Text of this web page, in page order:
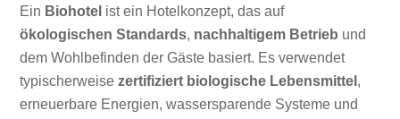
Ein Biohotel ist ein Hotelkonzept, das auf
ökologischen Standards, nachhaltigem Betrieb und
dem Wohlbefinden der Gäste basiert. Es verwendet
typischerweisezertifiziert biologische Lebensmittel ,
erneuerbare Energien, wassersparende Systeme und